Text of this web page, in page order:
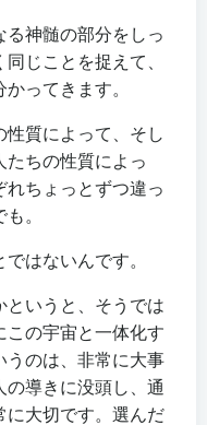
神髄の部分をしっ
じことを捉えて、
ってきます。
性質によって、そし
たちの性質によっ
れちょっとずつ違っ
。
はないんです。
というと、そうでは
この宇宙と一体化す
うのは、非常に大事
の導きに没頭し、通
に大切です。選んだ